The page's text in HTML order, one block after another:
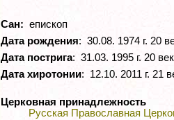
Сан: епископ
Дата рождения: 30.08. 1974 г. 20
Дата пострига: 31.03. 1995 г. 20 век
Дата хиротонии: 12.10. 2011 г. 21
Церковная принадлежность
Русская Православная